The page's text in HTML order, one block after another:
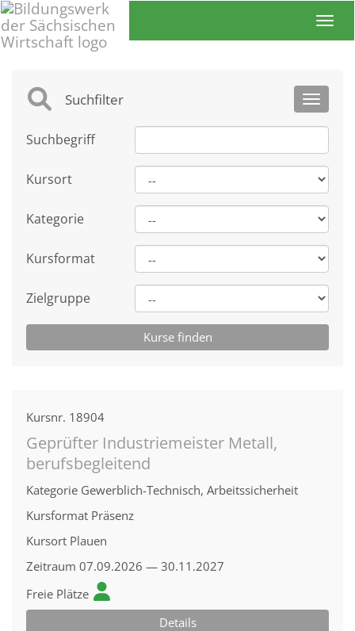
Toggle
Suchfilter
Suchbegriff
Kursort
Kategorie
Kursformat
Zielgruppe
Kursnr. 18904
Geprüfter Industriemeister Metall,
berufsbegleitend
Kategorie Gewerblich-Technisch, Arbeitssicherheit
Kursformat Präsenz
Kursort Plauen
Zeitraum 07.09.2026 — 30.11.2027
Freie Plätze
Details